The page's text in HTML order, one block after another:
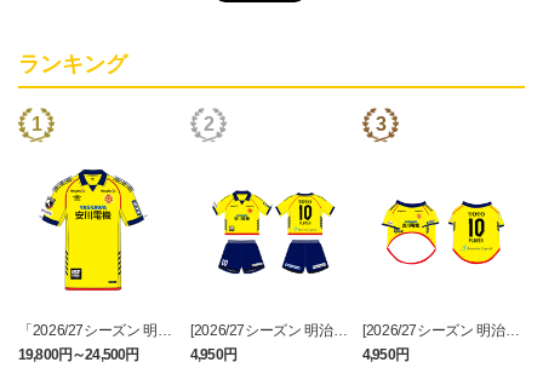
ランキング
「2026/27シーズン 明治
安田J3リーグ」オーセン
ティックユニフォームFP
19,800円～24,500円
[2026/27シーズン 明治安
田J3リーグ]ベビーユニフ
ォーム上下セット(FP1st
4,950円
[2026/27シーズン 明治安
田J3リーグ]ドッグシャツ
小型犬用(FP1stデザイン)
4,950円